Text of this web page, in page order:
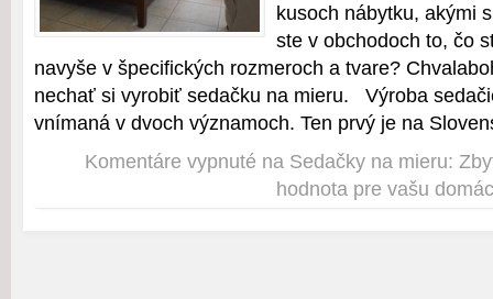
kusoch nábytku, akými
ste v obchodoch to, čo
navyše v špecifických rozmeroch a tvare?
nechať si vyrobiť sedačku na mieru. Výroba
vnímaná v dvoch významoch. Ten prvý je na
Komentáre vypnuté na Sedačky na mieru:
hodnota pre vašu